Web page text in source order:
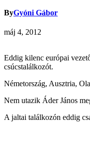
ByGyóni Gábor
máj 4, 2012
Eddig kilenc európai
csúcstalálkozót.
Németország, Ausztria,
Nem utazik Áder János
A jaltai találkozón eddig